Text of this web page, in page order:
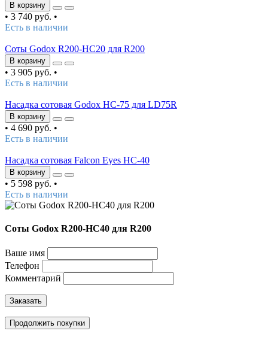
В корзину
• 3 740 руб. •
Есть в наличии
Соты Godox R200-HC20 для R200
В корзину
• 3 905 руб. •
Есть в наличии
Насадка сотовая Godox HC-75 для LD75R
В корзину
• 4 690 руб. •
Есть в наличии
Насадка сотовая Falcon Eyes HC-40
В корзину
• 5 598 руб. •
Есть в наличии
Соты Godox R200-HC40 для R200
Ваше имя
Телефон
Комментарий
Заказать
Продолжить покупки